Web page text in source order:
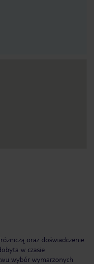
oraz doświadczenie
w czasie
wybór wymarzonych